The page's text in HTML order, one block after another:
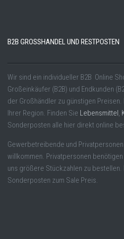
B2B GROSSHANDEL UND RESTPOSTEN
Wir sind ein individueller B2B Online
Großeinkäufer (B2B) und Endkunden
der Großhändler zu günstigen
Ihrer Region. Finden Sie Lebensmittel ,
Sonderposten alle hier direkt online
Gewerbetreibende und
willkommen. Privatpersonen
uns größere Stückzahlen zu bestellen.
Sonderposten zum Sale Preis.